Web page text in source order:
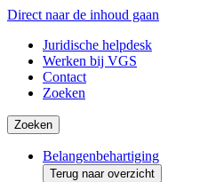
Direct naar de inhoud gaan
Juridische helpdesk
Werken bij VGS
Contact
Zoeken
Zoeken
Belangenbehartiging
Terug naar overzicht